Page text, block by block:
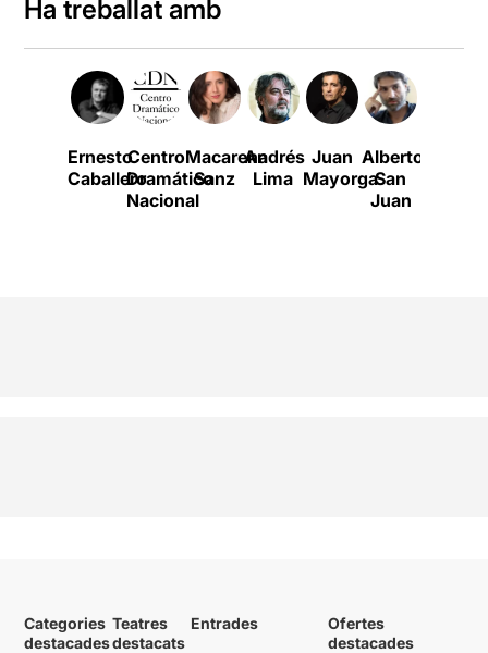
Ha treballat amb
Ernesto
Caballero
Centro
Dramático
Nacional
Macarena
Sanz
Andrés
Lima
Juan
Mayorga
Alberto
San
Juan
Categories
destacades
Teatres
destacats
Entrades
Ofertes
destacades